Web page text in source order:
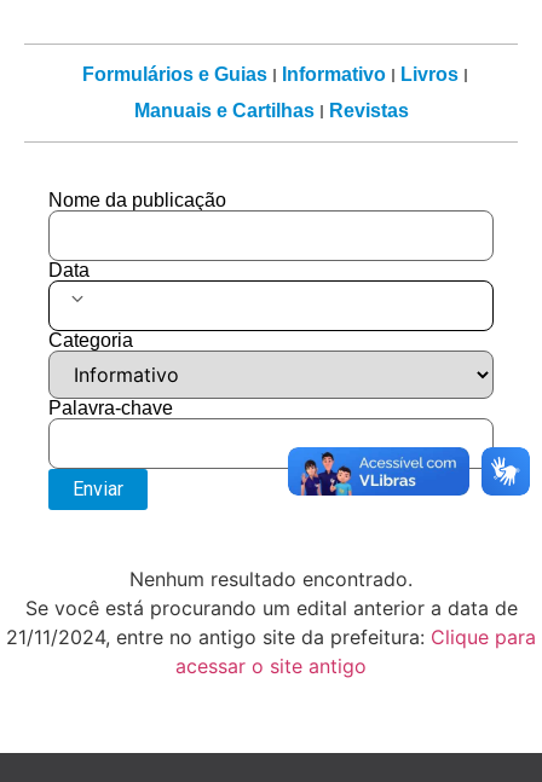
Formulários e Guias Informativo
Livros
Manuais e Cartilhas
Revistas
Nome da publicação
Data
Categoria
Palavra-chave
Enviar
Nenhum resultado encontrado.
Se você está procurando um edital anterior a data de
21/11/2024, entre no antigo site da prefeitura: Clique para
acessar o site antigo